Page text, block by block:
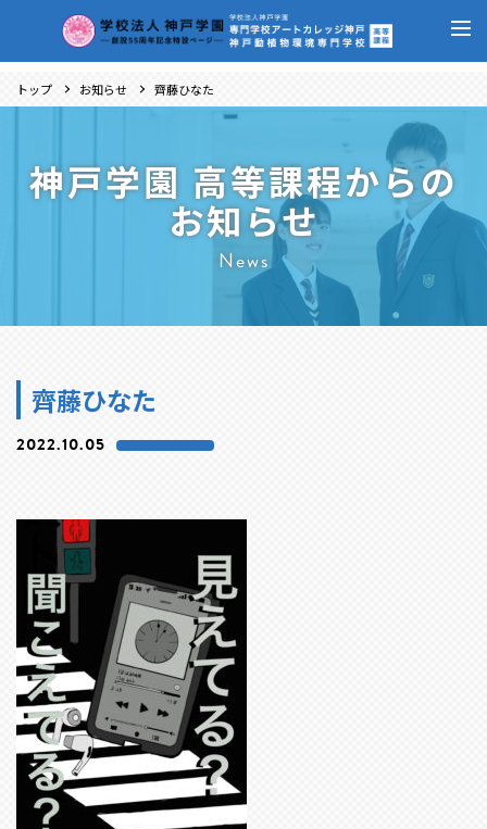
トップ お知らせ 齊藤ひなた
神戸学園 高等課程からの
お知らせ
News
齊藤ひなた
2022.10.05